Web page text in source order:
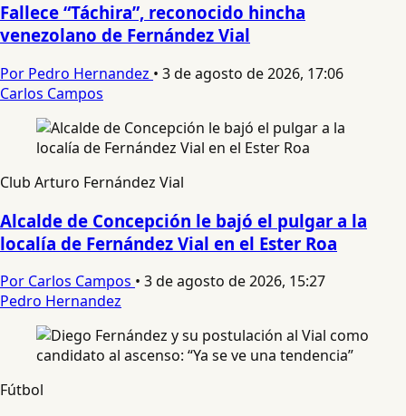
Fallece “Táchira”, reconocido hincha
venezolano de Fernández Vial
Por Pedro Hernandez • 3 de agosto de 2026, 17:06
Carlos Campos
Club Arturo Fernández Vial
Alcalde de Concepción le bajó el pulgar a la
localía de Fernández Vial en el Ester Roa
Por Carlos Campos • 3 de agosto de 2026, 15:27
Pedro Hernandez
Fútbol